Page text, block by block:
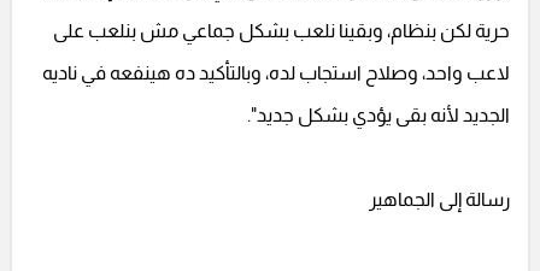
حرية لكن بنظام، وبقينا نلعب بشكل جماعي مش بنلعب على
لاعب واحد، وصلاح استجاب لده، وبالتأكيد ده هينفعه في ناديه
الجديد لأنه بقى يؤدي بشكل جديد".
رسالة إلى الجماهير